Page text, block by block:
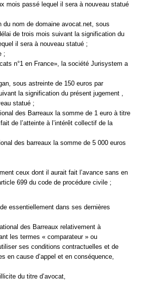
mois passé lequel il sera à nouveau statué
nom de domaine avocat.net, sous
de trois mois suivant la signification du
il sera à nouveau statué ;
;
n°1 en France», la société Jurisystem a
sous astreinte de 150 euros par
la signification du présent jugement ,
statué ;
des Barreaux la somme de 1 euro à titre
de l’atteinte à l’intérêt collectif de la
des barreaux la somme de 5 000 euros
ceux dont il aurait fait l’avance sans en
699 du code de procédure civile ;
essentiellement dans ses dernières
des Barreaux relativement à
les termes « comparateur » ou
ses conditions contractuelles et de
en cause d’appel et en conséquence,
du titre d’avocat,